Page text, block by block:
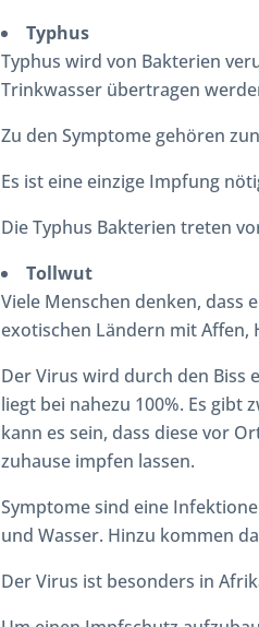
Typhus
Typhus wird von Bakterien
Trinkwasser übertragen
Zu den Symptome gehören
Es ist eine einzige Impfung
Die Typhus Bakterien treten
Tollwut
Viele Menschen denken, dass
exotischen Ländern mit
Der Virus wird durch den Biss
liegt bei nahezu 100%. Es
kann es sein, dass diese vor
zuhause impfen lassen.
Symptome sind eine
und Wasser. Hinzu kommen
Der Virus ist besonders in